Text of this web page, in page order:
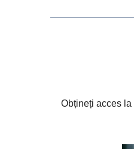
Obțineți acces